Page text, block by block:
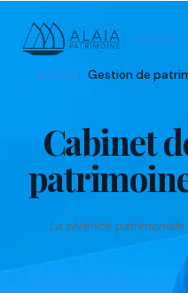
Pornichet
Accueil Gestion de
Cabinet
La sérénité